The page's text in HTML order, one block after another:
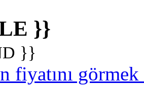
}}
}}
fiyatını